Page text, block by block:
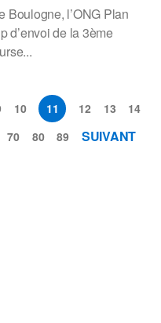
Boulogne, l’ONG Plan
d’envoi de la 3ème
10 11 12 13
14
70 80 89 SUIVANT